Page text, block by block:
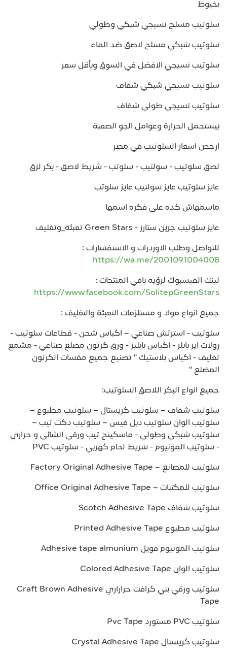
بخيوط
سلوتيب مسلح نسيجي شبكي وطولي
سلوتيب شبكي مسلح لاصق ضد الماء
سلوتيب نسيجي الافضل في السوق وبأقل سعر
سلوتيب نسيجي شبكي شفاف
سلوتيب نسيجي طولي شفاف
بيستحمل الحرارة وعوامل الجو الصعبة
ارخص اسعار السلوتيب في مصر
لصق سلوتيب - سولتيب - سلوتب - شريط لاصق - بكر لزق
عايز سلوتيب عايز سولتيب عايز سلوتب
ماسمهاش كده على فكره اسمها
عايز سلوتيب جرين ستارز - Green Stars تعبئة_وتغليف
للتواصل وطلب الاوردرات و الاستفسارات :
https://wa.me/2001091004008
لينك الفيسبوك لرؤيه باقي المنتجات :
https://www.facebook.com/SolitepGreenStars
جميع انواع مواد و مستلزمات التعبئة والتغليف :
سلوتيب - استرتش صناعي – اكياس شحن - قطاعات سلوتيب -
رولات اير بابلز - اكياس بابليز - ورق كرتون مضلع صناعي - مشمع
تغليف - اكياس بلاستيك " تصنيع جميع مقسات الكرتون
المضلع "
جميع انواع البكر اللاصق السلوتيب:
سلوتيب شفاف – سلوتيب كريستال – سلوتيب مطبوع –
سلوتيب الوان سلوتيب دبل فيس – سلوتيب دكت تيب –
سلوتيب شبكي وطولي - ماسكينج تيب ورقي انشائي و حراري
- سلوتيب المونيوم - شريط لحام كهربي - سلوتيب PVC
سلوتيب للمصانع – Factory Original Adhesive Tape
سلوتيب للمكتبات – Office Original Adhesive Tape
سلوتيب شفاف Scotch Adhesive Tape
سلوتيب مطبوع Printed Adhesive Tape
سلوتيب المونيوم فويل Adhesive tape almunium
سلوتيب الوان Colored Adhesive Tape
سلوتيب ورقي بني كرافت حراراري Craft Brown Adhesive
Tape
سلوتيب PVC مستورد Pvc Tape
سلوتيب كريستال Crystal Adhesive Tape